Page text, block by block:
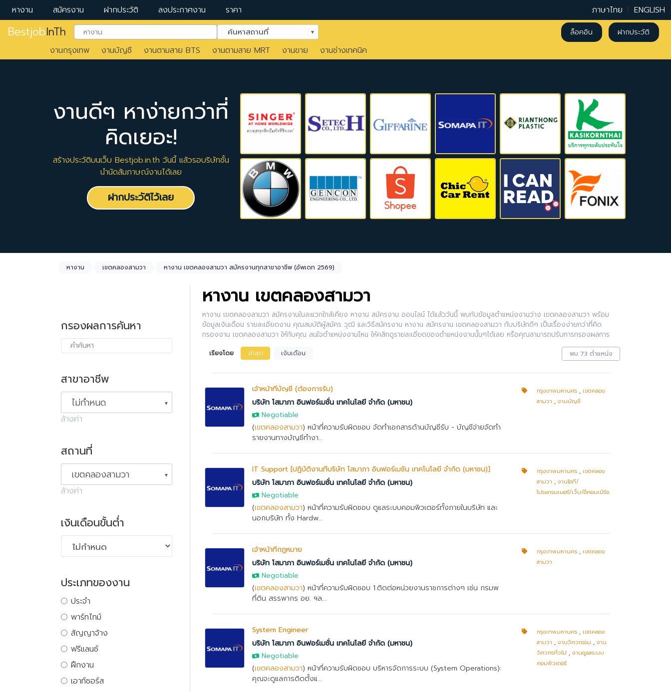
หางาน สมัครงาน ฝากประวัติ ลงประกาศงาน ราคา ภาษาไทย ENGLISH
BestjobInTh ค้นหาสถานที่ ล็อคอิน ฝากประวัติ
งานกรุงเทพ งานบัญชี งานตามสาย BTS งานตามสาย MRT งานขาย งานช่างเทคนิค
งานดีๆ หาง่ายกว่าที่
คิดเยอะ!
สร้างประวัติบนเว็บ Bestjob.in.th วันนี้ แล้วรอบริษัทชั้น
นำนัดสัมภาษณ์งานได้เลย
ฝากประวัติไว้เลย
หางาน เขตคลองสามวา หางาน เขตคลองสามวา สมัครงานทุกสาขาอาชีพ (อัพเดท 2569)
หางาน เขตคลองสามวา
หางาน เขตคลองสามวา สมัครงานในละแวกใกล้เคียง หางาน สมัครงาน ออนไลน์ ได้แล้ววันนี้ พบกับข้อมูลตำแหน่งงานว่าง เขตคลองสามวา พร้อม
ข้อมูลเงินเดือน รายละเอียดงาน คุณสมบัติผู้สมัคร วุฒิ และวิธีสมัครงาน หางาน สมัครงาน เขตคลองสามวา กับบริษัทดีๆ เป็นเรื่องง่ายกว่าที่คิด
กรองงาน เขตคลองสามวา ให้กับคุณ สนใจตำแหน่งงานไหน ให้คลิกดูรายละเอียดของตำแหน่งงานนั้นๆได้เลย หรือคุณสามารถปรับการกรองผลการ
ค้นหาได้อีกด้วย
เรียงโดย ล่าสุด เงินเดือน พบ 73 ตำแหน่ง
เจ้าหน้าที่บัญชี (ต้องการรับ)
บริษัท โสมาภา อินฟอร์เมชั่น เทคโนโลยี จำกัด (มหาชน)
Negotiable
(เขตคลองสามวา) หน้าที่ความรับผิดชอบ จัดทำเอกสารด้านบัญชีรับ - บัญชีจ่ายจัดทำ
รายงานทางบัญชีทำงา...
กรุงเทพมหานคร , เขตคลอง
สามวา ,งานบัญชี
IT Support [ปฏิบัติงานที่บริษัท โสมาภา อินฟอร์เมชั่น เทคโนโลยี จำกัด (มหาชน)]
บริษัท โสมาภา อินฟอร์เมชั่น เทคโนโลยี จำกัด (มหาชน)
Negotiable
(เขตคลองสามวา) หน้าที่ความรับผิดชอบ ดูแลระบบคอมพิวเตอร์ทั้งภายในบริษัท และ
นอกบริษัท ทั้ง Hardw...
กรุงเทพมหานคร , เขตคลอง
สามวา ,งานไอที/
โปรแกรมเมอร์/เว็บ/อีคอมเมิร์ซ
เจ้าหน้าที่กฏหมาย
บริษัท โสมาภา อินฟอร์เมชั่น เทคโนโลยี จำกัด (มหาชน)
Negotiable
(เขตคลองสามวา) หน้าที่ความรับผิดชอบ 1.ติดต่อหน่วยงานราชการต่างๆ เช่น กรมพ
ที่ดิน สรรพากร อย. ฯล...
กรุงเทพมหานคร , เขตคลอง
สามวา
System Engineer
บริษัท โสมาภา อินฟอร์เมชั่น เทคโนโลยี จำกัด (มหาชน)
Negotiable
(เขตคลองสามวา) หน้าที่ความรับผิดชอบ บริหารจัดการระบบ (System Operations):
คุณจะดูแลการติดตั้งแ...
กรุงเทพมหานคร , เขตคลอง
สามวา ,งานวิศวกรรม ,งาน
วิศวกรทั่วไป ,งานดูแลระบบ
คอมพิวเตอร์
กรองผลการค้นหา
สาขาอาชีพ
ไม่กำหนด
ล้างค่า
สถานที่
เขตคลองสามวา
ล้างค่า
เงินเดือนขั้นต่ำ
ประเภทของงาน
ประจำ
พาร์ทไทม์
สัญญาจ้าง
ฟรีแลนซ์
ฝึกงาน
เอาท์ซอร์ส